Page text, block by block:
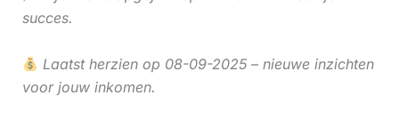
succes.
Laatst herzien op 08-09-2025 – nieuwe inzichten
voor jouw inkomen.